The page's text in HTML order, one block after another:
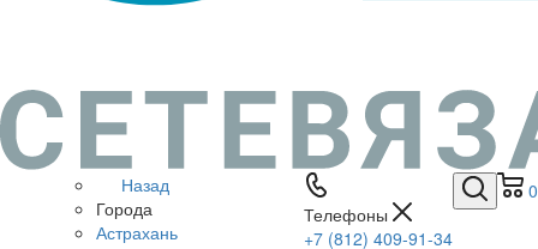
0
Телефоны
+7 (812) 409-91-34
Назад
Города
Астрахань